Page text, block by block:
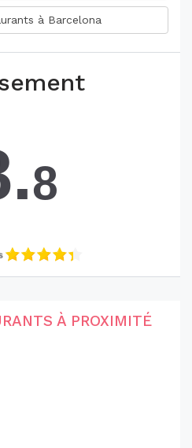
à Barcelona
8
À PROXIMITÉ